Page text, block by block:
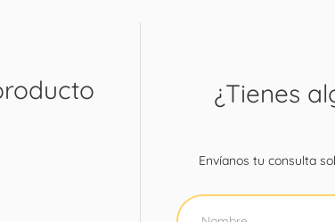
¿Tienes
Envíanos tu consulta